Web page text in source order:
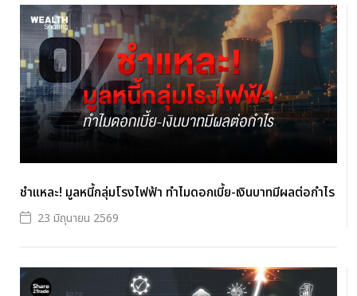
ชำแหละ! มูลหนี้กลุ่มโรงไฟฟ้า ทำไมดอกเบี้ย-เงินบาทมีผลต่อกำไร
23 มิถุนายน 2569